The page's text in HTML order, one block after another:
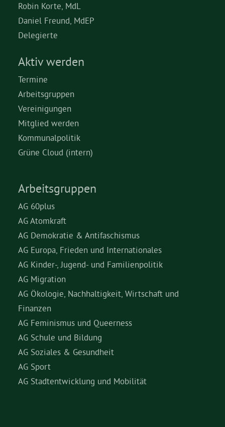
Robin Korte, MdL
Daniel Freund, MdEP
Delegierte
Aktiv werden
Termine
Arbeitsgruppen
Vereinigungen
Mitglied werden
Kommunalpolitik
Grüne Cloud (intern)
Arbeitsgruppen
AG 60plus
AG Atomkraft
AG Demokratie & Antifaschismus
AG Europa, Frieden und Internationales
AG Kinder-, Jugend- und Familienpolitik
AG Migration
AG Ökologie, Nachhaltigkeit, Wirtschaft und
Finanzen
AG Feminismus und Queerness
AG Schule und Bildung
AG Soziales & Gesundheit
AG Sport
AG Stadtentwicklung und Mobilität